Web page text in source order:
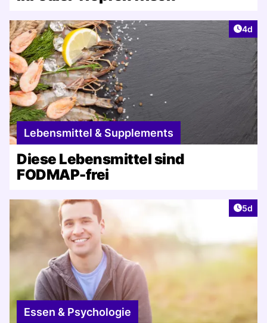
4d
Lebensmittel & Supplements
Diese Lebensmittel sind
FODMAP-frei
5d
Essen & Psychologie